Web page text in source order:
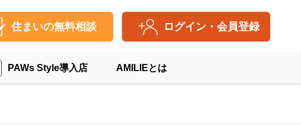
住まいの無料相談 ログイン・会員登録
PAWs Style導入店 AMILIEとは